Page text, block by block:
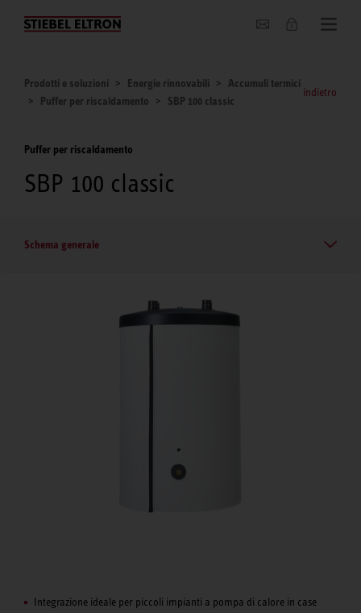
Chi siamo
Prodotti e soluzioni Energie rinnovabili
Accumuli termici
Puffer per riscaldamento
SBP 100 classic
indietro
Puffer per riscaldamento
SBP 100 classic
Schema generale
Integrazione ideale per piccoli impianti a pompa di calore in case